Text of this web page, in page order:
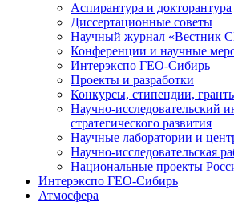
Аспирантура и докторантура
Диссертационные советы
Научный журнал «Вестник
Конференции и научные
Интерэкспо ГЕО-Сибирь
Проекты и разработки
Конкурсы, стипендии,
Научно-исследовательский
стратегического развития
Научные лаборатории и
Научно-исследовательская
Национальные проекты
Интерэкспо ГЕО-Сибирь
Атмосфера